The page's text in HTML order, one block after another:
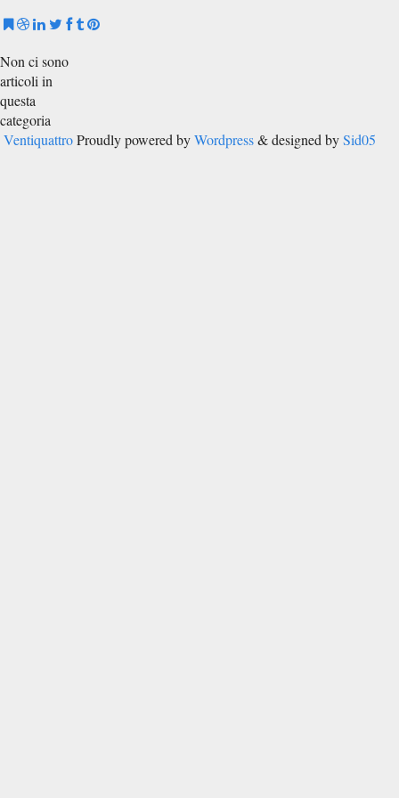
Non ci sono
articoli in
questa
categoria
Ventiquattro Proudly powered byWordpress& designed bySid05